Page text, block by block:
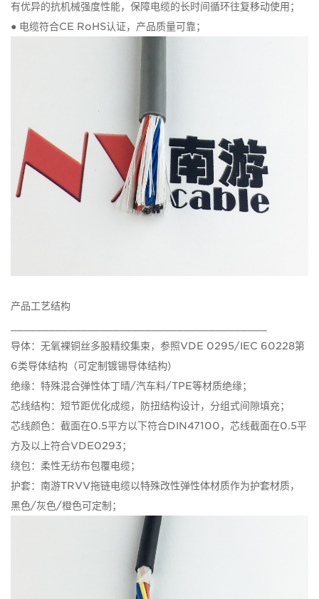
有优异的抗机械强度性能，保障电缆的长时间循环往复移动使用；
● 电缆符合CE RoHS认证，产品质量可靠；
产品工艺结构
导体：无氧裸铜丝多股精绞集束，参照VDE 0295/IEC 60228第
6类导体结构（可定制镀锡导体结构）
绝缘：特殊混合弹性体丁晴/汽车料/TPE等材质绝缘；
芯线结构：短节距优化成缆，防扭结构设计，分组式间隙填充；
芯线颜色：截面在0.5平方以下符合DIN47100，芯线截面在0.5平
方及以上符合VDE0293；
绕包：柔性无纺布包覆电缆；
护套：南游TRVV拖链电缆以特殊改性弹性体材质作为护套材质，
黑色/灰色/橙色可定制；